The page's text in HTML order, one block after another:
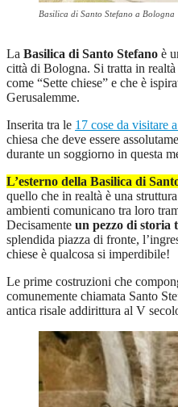
Basilica di Santo Stefano a Bologna
La Basilica di Santo Stefano è
città di Bologna. Si tratta in
come “Sette chiese” e che è
Gerusalemme.
Inserita tra le 17 cose da visitare
chiesa che deve essere
durante un soggiorno in questa
L’esterno della Basilica di
quello che in realtà è una
ambienti comunicano tra loro
Decisamente un pezzo di storia
splendida piazza di fronte,
chiese è qualcosa si imperdibile!
Le prime costruzioni che
comunemente chiamata Santo
antica risale addirittura al V